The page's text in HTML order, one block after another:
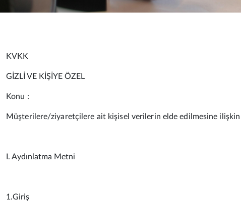
KVKK
GİZLİ VE KİŞİYE ÖZEL
Konu :
Müşterilere/ziyaretçilere ait kişisel verilerin elde edilmesine ilişkin
I. Aydınlatma Metni
1.Giriş